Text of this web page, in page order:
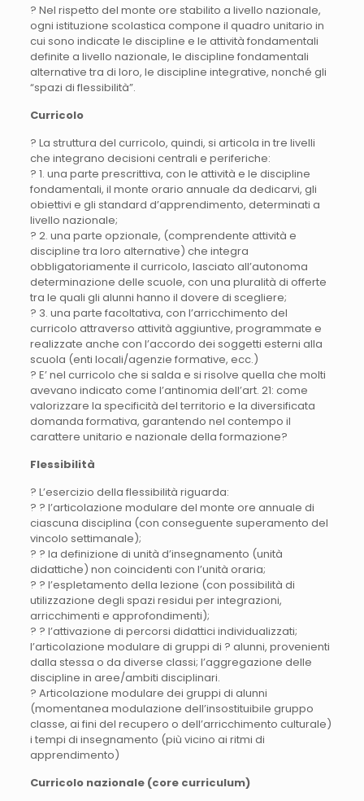
? Nel rispetto del monte ore stabilito a livello nazionale,
ogni istituzione scolastica compone il quadro unitario in
cui sono indicate le discipline e le attività fondamentali
definite a livello nazionale, le discipline fondamentali
alternative tra di loro, le discipline integrative, nonché gli
“spazi di flessibilità”.
Curricolo
? La struttura del curricolo, quindi, si articola in tre livelli
che integrano decisioni centrali e periferiche:
? 1. una parte prescrittiva, con le attività e le discipline
fondamentali, il monte orario annuale da dedicarvi, gli
obiettivi e gli standard d’apprendimento, determinati a
livello nazionale;
? 2. una parte opzionale, (comprendente attività e
discipline tra loro alternative) che integra
obbligatoriamente il curricolo, lasciato all’autonoma
determinazione delle scuole, con una pluralità di offerte
tra le quali gli alunni hanno il dovere di scegliere;
? 3. una parte facoltativa, con l’arricchimento del
curricolo attraverso attività aggiuntive, programmate e
realizzate anche con l’accordo dei soggetti esterni alla
scuola (enti locali/agenzie formative, ecc.)
? E’ nel curricolo che si salda e si risolve quella che molti
avevano indicato come l’antinomia dell’art. 21: come
valorizzare la specificità del territorio e la diversificata
domanda formativa, garantendo nel contempo il
carattere unitario e nazionale della formazione?
Flessibilità
? L’esercizio della flessibilità riguarda:
? ? l’articolazione modulare del monte ore annuale di
ciascuna disciplina (con conseguente superamento del
vincolo settimanale);
? ? la definizione di unità d’insegnamento (unità
didattiche) non coincidenti con l’unità oraria;
? ? l’espletamento della lezione (con possibilità di
utilizzazione degli spazi residui per integrazioni,
arricchimenti e approfondimenti);
? ? l’attivazione di percorsi didattici individualizzati;
l’articolazione modulare di gruppi di ? alunni, provenienti
dalla stessa o da diverse classi; l’aggregazione delle
discipline in aree/ambiti disciplinari.
? Articolazione modulare dei gruppi di alunni
(momentanea modulazione dell’insostituibile gruppo
classe, ai fini del recupero o dell’arricchimento culturale)
i tempi di insegnamento (più vicino ai ritmi di
apprendimento)
Curricolo nazionale (core curriculum)